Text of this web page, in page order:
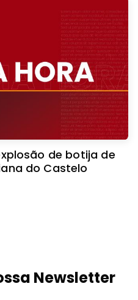
de botija de
do Castelo
Newsletter